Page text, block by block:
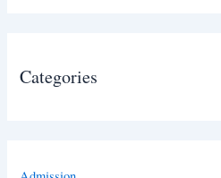
Categories